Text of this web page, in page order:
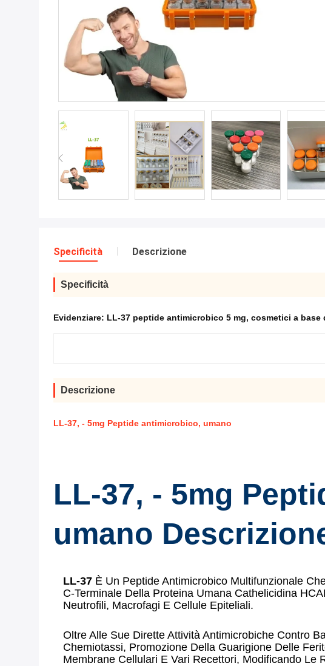
Specificità Descrizione
Specificità
Evidenziare: LL-37 peptide antimicrobico 5 mg, cosmetici a base
Descrizione
LL-37, - 5mg Peptide antimicrobico, umano
LL-37, - 5mg
umano
LL-37 È Un Peptide Antimicrobico Multifunzionale
C-Terminale Della Proteina Umana Cathelicidina
Neutrofili, Macrofagi E Cellule Epiteliali.
Oltre Alle Sue Dirette Attività Antimicrobiche Contro
Chemiotassi, Promozione Della Guarigione Delle
Membrane Cellulari E Vari Recettori, Modificando Le